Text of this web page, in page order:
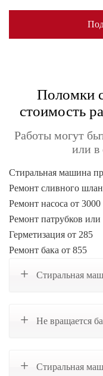
Поломки
стоимость
Работы могут
или в
Стиральная машина
Ремонт сливного
Ремонт насоса от 3000
Ремонт патрубков
Герметизация от 285
Ремонт бака от 855
Стиральная
Не вращается
Стиральная